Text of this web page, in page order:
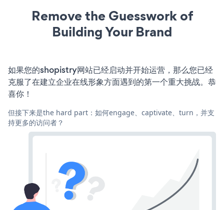
Remove the Guesswork of
Building Your Brand
如果您的shopistry网站已经启动并开始运营，那么您已经
克服了在建立企业在线形象方面遇到的第一个重大挑战。恭
喜你！
但接下来是the hard part：如何engage、captivate、turn，并支
持更多的访问者？